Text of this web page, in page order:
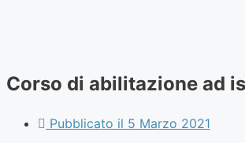
Corso di abilitazione ad
Pubblicato il 5 Marzo 2021